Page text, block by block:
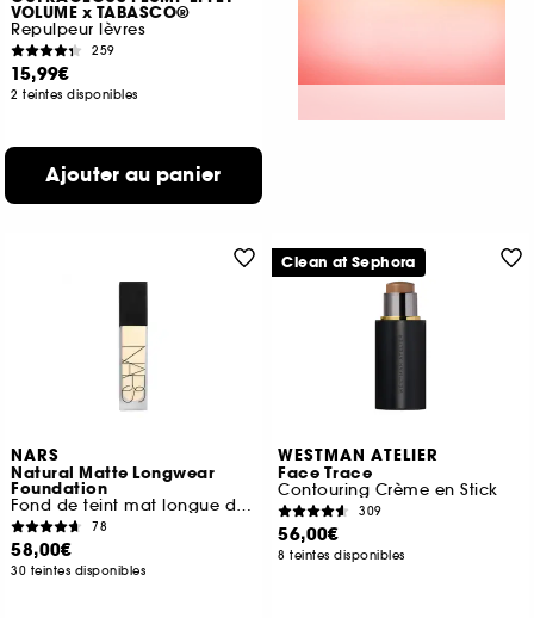
VOLUME x TABASCO®
Repulpeur lèvres
259
15,99€
2 teintes disponibles
Ajouter au panier
NARS
Natural Matte Longwear
Foundation
Fond de teint mat longue durée
78
58,00€
30 teintes disponibles
WESTMAN ATELIER
Face Trace
Contouring Crème en Stick
309
56,00€
8 teintes disponibles
Clean at Sephora